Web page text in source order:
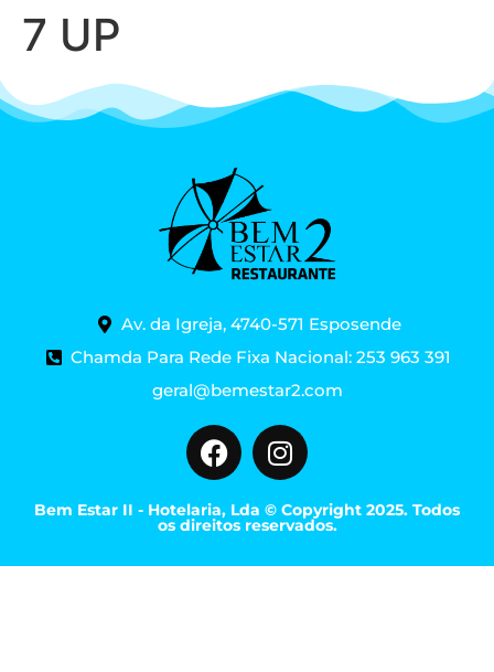
7 UP
Av. da Igreja, 4740-571 Esposende
Chamda Para Rede Fixa Nacional: 253 963 391
geral@bemestar2.com
Bem Estar II - Hotelaria, Lda © Copyright 2025. Todos
os direitos reservados.